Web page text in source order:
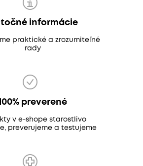
informácie
praktické a zrozumiteľné
rady
preverené
v e-shope starostlivo
preverujeme a testujeme